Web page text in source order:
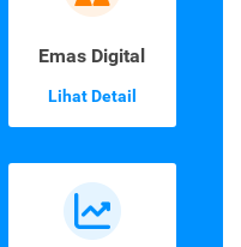
Emas Digital
Lihat Detail